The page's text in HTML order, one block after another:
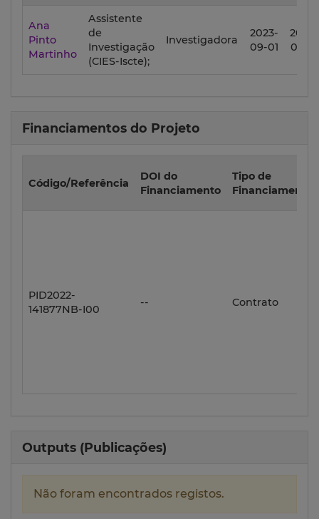
Ana
Pinto
Martinho
Assistente
de
Investigação
(CIES-Iscte);
Investigadora
2023-
09-01
2027-
08-31
Financiamentos do Projeto
Código/Referência
DOI do
Financiamento
Tipo de
Financiamento
PID2022-
141877NB-I00
-- Contrato
Outputs (Publicações)
Não foram encontrados registos.